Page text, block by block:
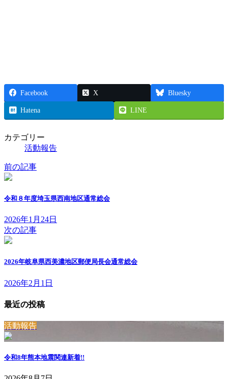
Facebook X Bluesky
Hatena LINE
カテゴリー
活動報告
前の記事
令和８年度埼玉県西南地区通常総会
2026年1月24日
次の記事
2026年岐阜県西美濃地区郵便局長会通常総会
2026年2月1日
最近の投稿
活動報告
令和8年熊本地震関連新着!!